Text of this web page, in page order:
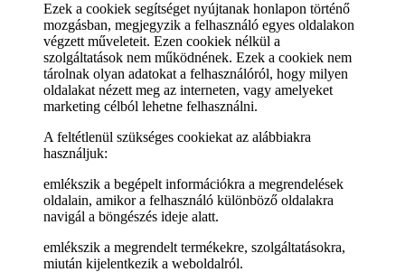
Ezek a cookiek segítséget nyújtanak honlapon történő
mozgásban, megjegyzik a felhasználó egyes oldalakon
végzett műveleteit. Ezen cookiek nélkül a
szolgáltatások nem működnének. Ezek a cookiek nem
tárolnak olyan adatokat a felhasználóról, hogy milyen
oldalakat nézett meg az interneten, vagy amelyeket
marketing célból lehetne felhasználni.
A feltétlenül szükséges cookiekat az alábbiakra
használjuk:
emlékszik a begépelt információkra a megrendelések
oldalain, amikor a felhasználó különböző oldalakra
navigál a böngészés ideje alatt.
emlékszik a megrendelt termékekre, szolgáltatásokra,
miután kijelentkezik a weboldalról.